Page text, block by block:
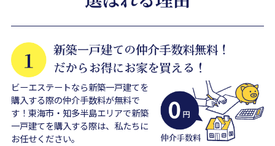
ビーエステートなら新築一戸建てを
購入する際の仲介手数料が無料で
す！東海市・知多半島エリアで新築
一戸建てを購入する際は、私たちに
お任せください。